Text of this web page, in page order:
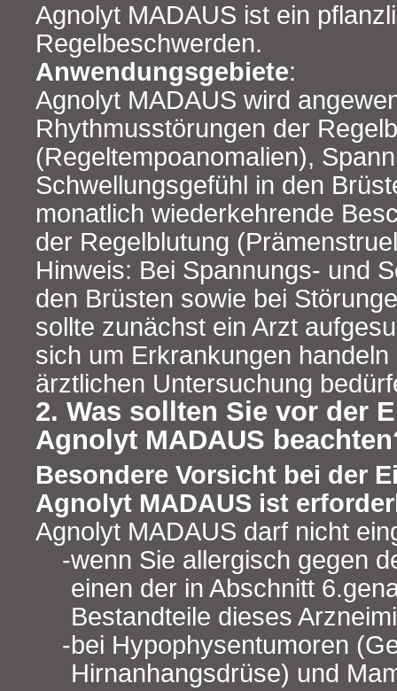
Agnolyt MADAUS ist ein
Regelbeschwerden.
Anwendungsgebiete:
Agnolyt MADAUS wird
Rhythmusstörungen der
(Regeltempoanomalien),
Schwellungsgefühl in den
monatlich wiederkehrende
der Regelblutung
Hinweis: Bei Spannungs‑ und
den Brüsten sowie bei
sollte zunächst ein Arzt
sich um Erkrankungen
ärztlichen Untersuchung
2. Was sollten Sie vor der
Agnolyt MADAUS
Besondere Vorsicht bei der
Agnolyt MADAUS ist
Agnolyt MADAUS darf nicht
wenn Sie allergisch gegen
einen der in Abschnitt
Bestandteile dieses
bei Hypophysentumoren
Hirnanhangsdrüse) und